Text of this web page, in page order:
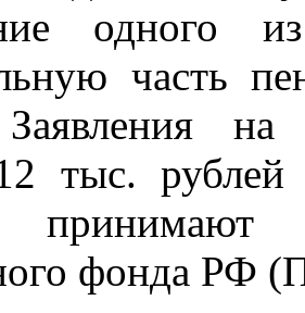
одного
часть
Заявления
тыс. рублей
принимают
фонда РФ